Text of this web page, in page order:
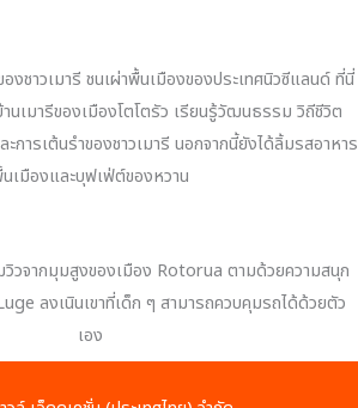
ชาวเมารี ชนเผ่าพื้นเมืองของประเทศนิวซีแลนด์ ที่นี่
นเมารีของเมืองโตโตรัว เรียนรู้วัฒนธรรม วิถีชีวิต
การเต้นรำของชาวเมารี นอกจากนี้ยังได้ลิ้มรสอาหาร
เมืองและบุฟเฟ่ต์ของหวาน
วิวจากมุมสูงของเมือง Rotorua ตามด้วยความสนุก
ลงเนินเขาที่เด็ก ๆ สามารถควบคุมรถได้ด้วยตัว
เอง